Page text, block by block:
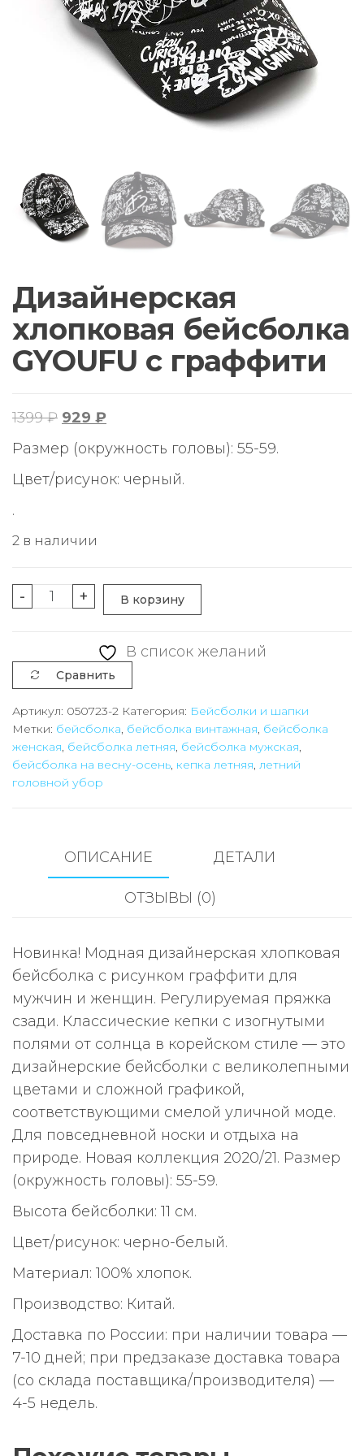
Дизайнерская
хлопковая бейсболка
GYOUFU с граффити
1399₽ Первоначальная
цена
составляла
1399 ₽.
929 ₽Текущая
929 ₽.
Размер (окружность головы): 55-59.
Цвет/рисунок: черный.
.
2 в наличии
-
Количество
хлопковая
бейсболка
GYOUFU
с
граффити
+ В корзину
В список желаний
Сравнить
Артикул: 050723-2 Категория: Бейсболки и шапки
Метки: бейсболка бейсболка винтажная бейсболка
женская бейсболка летняя бейсболка мужская
бейсболка на весну-осень кепка летняя летний
головной убор
ОПИСАНИЕ ДЕТАЛИ
ОТЗЫВЫ (0)
Новинка! Модная дизайнерская хлопковая
бейсболка с рисунком граффити для
мужчин и женщин. Регулируемая пряжка
сзади. Классические кепки с изогнутыми
полями от солнца в корейском стиле — это
дизайнерские бейсболки с великолепными
цветами и сложной графикой,
соответствующими смелой уличной моде.
Для повседневной носки и отдыха на
природе. Новая коллекция 2020/21. Размер
(окружность головы): 55-59.
Высота бейсболки: 11 см.
Цвет/рисунок: черно-белый.
Материал: 100% хлопок.
Производство: Китай.
Доставка по России: при наличии товара —
7-10 дней; при предзаказе доставка товара
(со склада поставщика/производителя) —
4-5 недель.